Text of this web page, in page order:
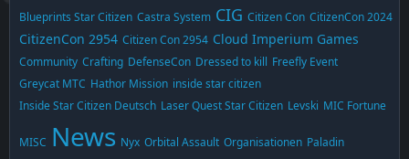
Blueprints Star Citizen Castra System CIG Citizen Con CitizenCon 2024
CitizenCon 2954 Citizen Con 2954 Cloud Imperium Games
Community Crafting DefenseCon Dressed to kill Freefly Event
Greycat MTC Hathor Mission inside star citizen
Inside Star Citizen Deutsch Laser Quest Star Citizen Levski MIC Fortune
MISC News Nyx Orbital Assault Organisationen Paladin